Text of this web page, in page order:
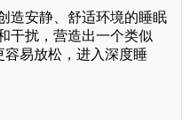
造安静、舒适环境的睡眠
干扰，营造出一个类似
容易放松，进入深度睡